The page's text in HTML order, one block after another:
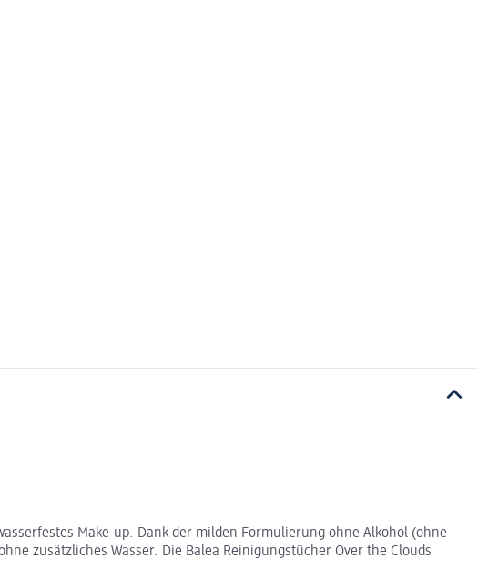
Make-up. Dank der milden Formulierung ohne Alkohol (ohne
zusätzliches Wasser. Die Balea Reinigungstücher Over the Clouds